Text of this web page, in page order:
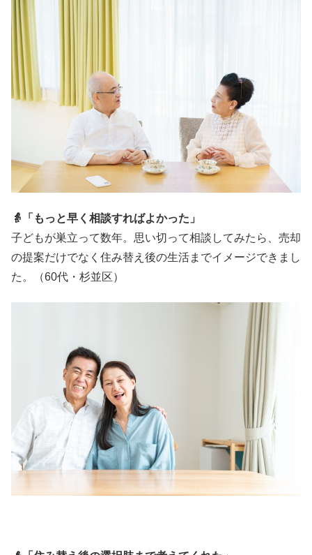
👵「もっと早く相談すればよかった」
子どもが巣立って数年。思い切って相談してみたら、売却
の提案だけでなく住み替え後の生活までイメージできまし
た。（60代・杉並区）